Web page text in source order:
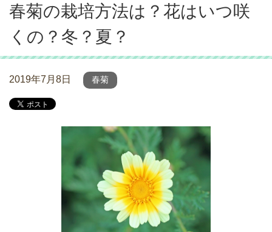
春菊の栽培方法は？花はいつ咲
くの？冬？夏？
2019年7月8日 春菊